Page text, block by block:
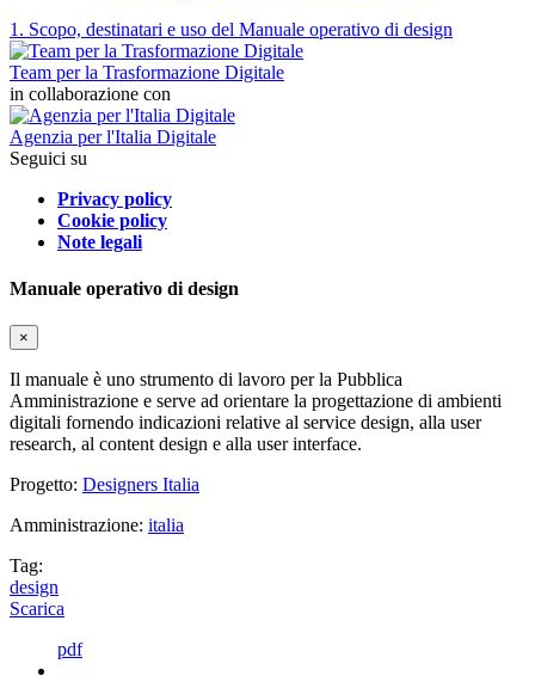
1. Scopo, destinatari e uso del Manuale operativo di design
Team per la Trasformazione Digitale
in collaborazione con
Agenzia per l'Italia Digitale
Seguici su
Privacy policy
Cookie policy
Note legali
Manuale operativo di design
×
Il manuale è uno strumento di lavoro per la Pubblica
Amministrazione e serve ad orientare la progettazione di ambienti
digitali fornendo indicazioni relative al service design, alla user
research, al content design e alla user interface.
Progetto: Designers Italia
Amministrazione: italia
Tag:
design
Scarica
pdf